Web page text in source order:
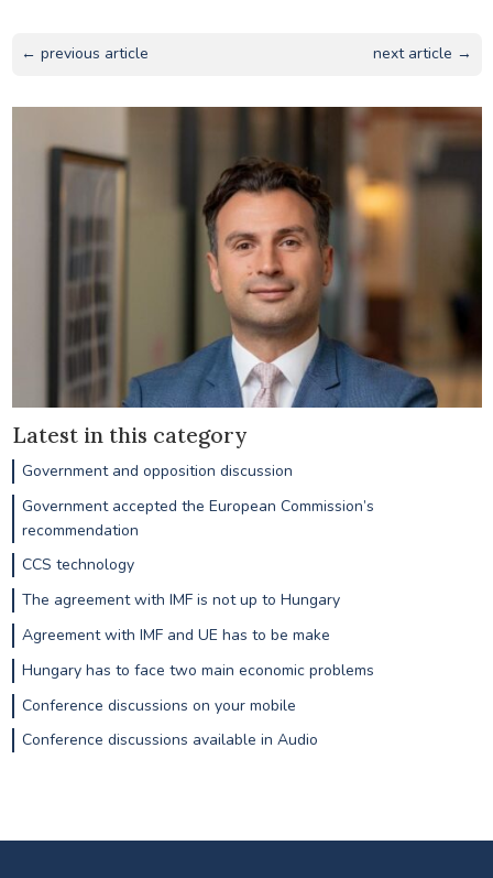
← previous article next article →
Latest in this category
Government and opposition discussion
Government accepted the European Commission’s
recommendation
CCS technology
The agreement with IMF is not up to Hungary
Agreement with IMF and UE has to be make
Hungary has to face two main economic problems
Conference discussions on your mobile
Conference discussions available in Audio